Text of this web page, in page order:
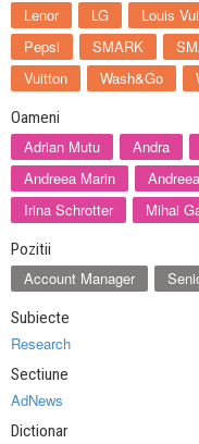
Lenor
LG Louis
Pepsi
SMARK
Vuitton
Wash&Go
Oameni
Adrian Mutu Andra
Andreea Marin
Irina Schrotter
Mihai
Pozitii
Account Manager
Subiecte
Research
Sectiune
AdNews
Dictionar